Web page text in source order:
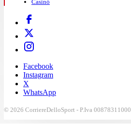
Casinò
Facebook
Instagram
X
WhatsApp
© 2026 CorriereDelloSport - P.Iva 00878311000